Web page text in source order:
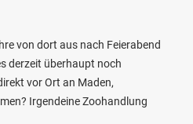
von dort aus nach Feierabend
derzeit überhaupt noch
vor Ort an Maden,
Irgendeine Zoohandlung